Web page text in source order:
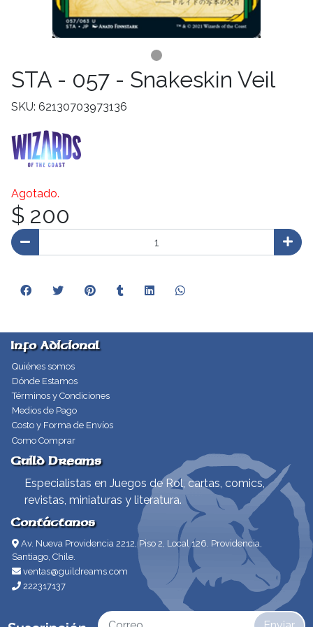
STA - 057 - Snakeskin Veil
SKU: 62130703973136
Agotado.
$ 200
Info Adicional
Quiénes somos
Dónde Estamos
Términos y Condiciones
Medios de Pago
Costo y Forma de Envíos
Como Comprar
Guild Dreams
Especialistas en Juegos de Rol, cartas, comics,
revistas, miniaturas y literatura.
Contáctanos
Av. Nueva Providencia 2212, Piso 2, Local 126. Providencia,
Santiago, Chile.
ventas@guildreams.com
222317137